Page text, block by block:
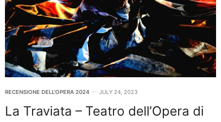
RECENSIONE DELL'OPERA 2024 JULY 24, 2023
La Traviata – Teatro dell’Opera di